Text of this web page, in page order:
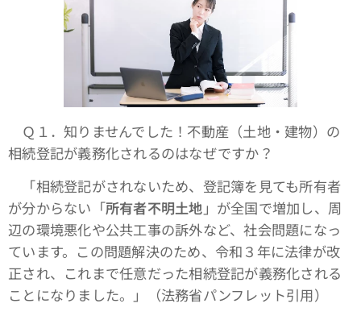
Ｑ１．知りませんでした！不動産（土地・建物）の
相続登記が義務化されるのはなぜですか？
「相続登記がされないため、登記簿を見ても所有者
が分からない「所有者不明土地 」が全国で増加し、周
辺の環境悪化や公共工事の訴外など、社会問題になっ
ています。この問題解決のため、令和３年に法律が改
正され、これまで任意だった相続登記が義務化される
ことになりました。」（法務省パンフレット引用）